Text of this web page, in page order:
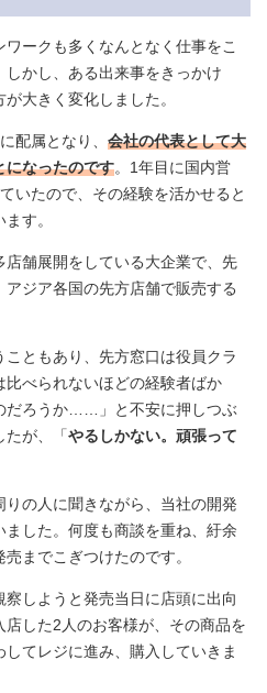
ークも多くなんとなく仕事をこ
かし、ある出来事をきっかけ
大きく変化しました。
配属となり、 会社の代表として大
になったのです。1年目に国内営
いたので、その経験を活かせると
す。
舗展開をしている大企業で、先
ジア各国の先方店舗で販売する
ともあり、先方窓口は役員クラ
べられないほどの経験者ばか
だろうか……」と不安に押しつぶ
たが、「やるしかない。頑張って
の人に聞きながら、当社の開発
した。何度も商談を重ね、紆余
までこぎつけたのです。
しようと発売当日に店頭に出向
した2人のお客様が、その商品を
てレジに進み、購入していきま